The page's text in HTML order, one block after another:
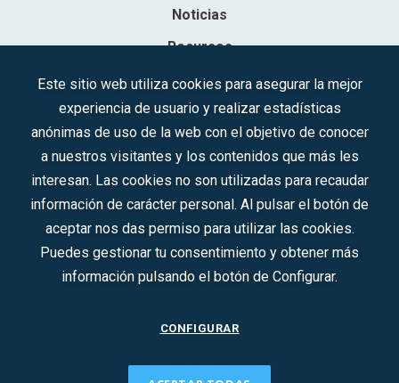
Noticias
Recursos
Contacto
Sociedad Mercantil Estatal para la Gestión de la Innovación y las
Síguenos en redes sociales:
CONTACTO
Este sitio web utiliza cookies para asegurar la mejor
experiencia de usuario y realizar estadísticas
anónimas de uso de la web con el objetivo de conocer
a nuestros visitantes y los contenidos que más les
interesan. Las cookies no son utilizadas para recaudar
información de carácter personal. Al pulsar el botón de
aceptar nos das permiso para utilizar las cookies.
Puedes gestionar tu consentimiento y obtener más
información pulsando el botón de Configurar.
CONFIGURAR